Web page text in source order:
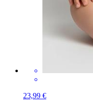
23,99 €